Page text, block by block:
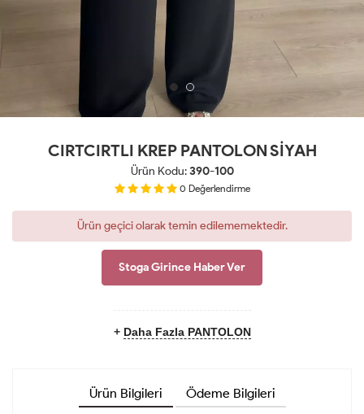
CIRTCIRTLI KREP PANTOLON SİYAH
Ürün Kodu:390-100
0 Değerlendirme
Ürün geçici olarak temin edilememektedir.
Stoga Girince Haber Ver
+ Daha Fazla PANTOLON
Ürün Bilgileri Ödeme Bilgileri